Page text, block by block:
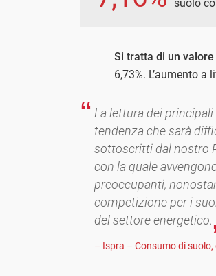
suolo
Si tratta di un
6,73%. L’aumento
La lettura dei
tendenza che sarà
sottoscritti dal nostro
con la quale
preoccupanti,
competizione per i
del settore energetico.
– Ispra – Consumo di